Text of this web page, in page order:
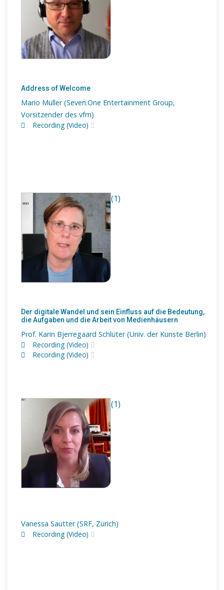
Address of Welcome
Mario Müller (Seven.One Entertainment Group,
Vorsitzender des vfm)
Recording (Video)
(1)
Der digitale Wandel und sein Einfluss auf die Bedeutung,
die Aufgaben und die Arbeit von Medienhäusern
Prof. Karin Bjerregaard Schlüter (Univ. der Künste Berlin)
Recording (Video)
Recording (Video)
(1)
Vanessa Sautter (SRF, Zürich)
Recording (Video)